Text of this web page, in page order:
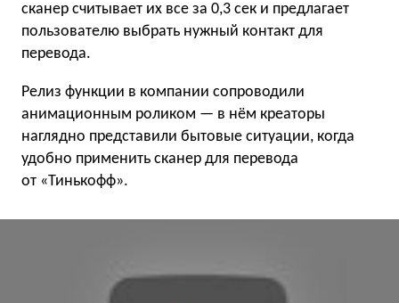
сканер считывает их все за 0,3 сек и предлагает
пользователю выбрать нужный контакт для
перевода.
Релиз функции в компании сопроводили
анимационным роликом — в нём креаторы
наглядно представили бытовые ситуации, когда
удобно применить сканер для перевода
от «Тинькофф».